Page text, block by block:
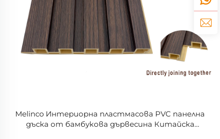
Melinco Интериорна пластмасова PVC панелна
дъска от бамбукова дървесина Китайска